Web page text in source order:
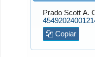
Prado Scott
Copiar